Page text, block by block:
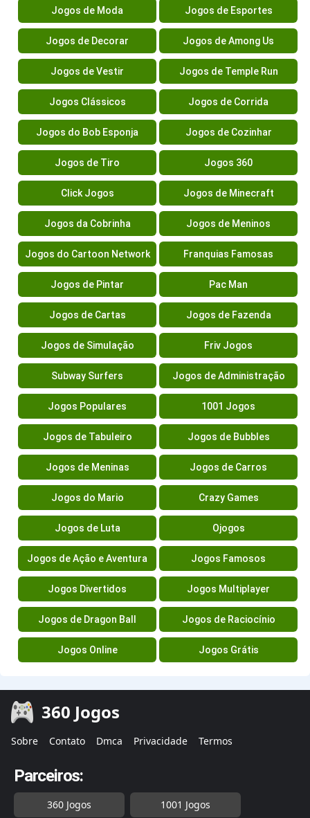
Jogos de Moda Jogos de Esportes
Jogos de Decorar Jogos de Among Us
Jogos de Vestir Jogos de Temple Run
Jogos Clássicos Jogos de Corrida
Jogos do Bob Esponja Jogos de Cozinhar
Jogos de Tiro Jogos 360
Click Jogos Jogos de Minecraft
Jogos da Cobrinha Jogos de Meninos
Jogos do Cartoon Network Franquias Famosas
Jogos de Pintar Pac Man
Jogos de Cartas Jogos de Fazenda
Jogos de Simulação Friv Jogos
Subway Surfers Jogos de Administração
Jogos Populares 1001 Jogos
Jogos de Tabuleiro Jogos de Bubbles
Jogos de Meninas Jogos de Carros
Jogos do Mario Crazy Games
Jogos de Luta Ojogos
Jogos de Ação e Aventura Jogos Famosos
Jogos Divertidos Jogos Multiplayer
Jogos de Dragon Ball Jogos de Raciocínio
Jogos Online Jogos Grátis
360 Jogos
Sobre Contato Dmca Privacidade Termos
Parceiros:
360 Jogos 1001 Jogos